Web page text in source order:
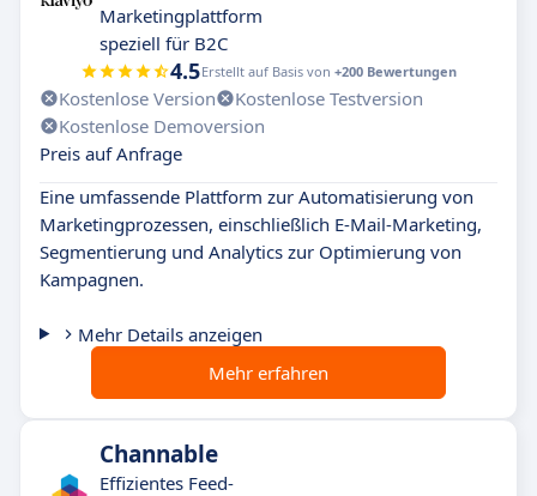
Marketingplattform
speziell für B2C
4.5Erstellt auf Basis von +200 Bewertungen
Kostenlose Version
Kostenlose Testversion
Kostenlose Demoversion
Preis auf Anfrage
Eine umfassende Plattform zur Automatisierung von
Marketingprozessen, einschließlich E-Mail-Marketing,
Segmentierung und Analytics zur Optimierung von
Kampagnen.
Mehr Details anzeigen
Mehr erfahren
Channable
Effizientes Feed-